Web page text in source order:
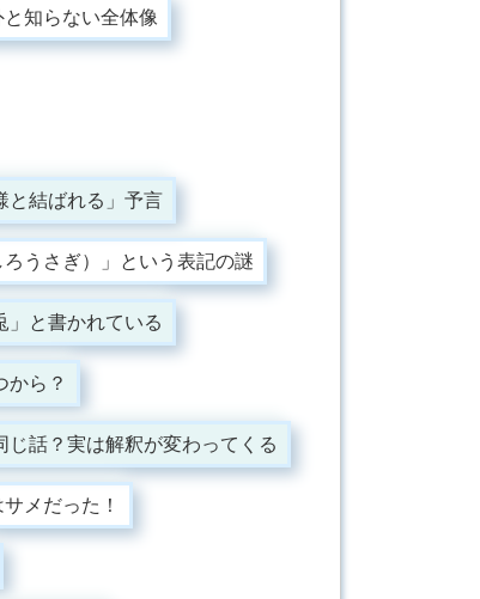
と知らない全体像
と結ばれる」予言
うさぎ）」という表記の謎
」と書かれている
から？
じ話？実は解釈が変わってくる
メだった！